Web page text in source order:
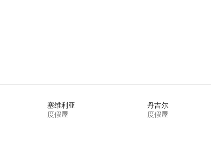
塞维利亚
度假屋
丹吉尔
度假屋